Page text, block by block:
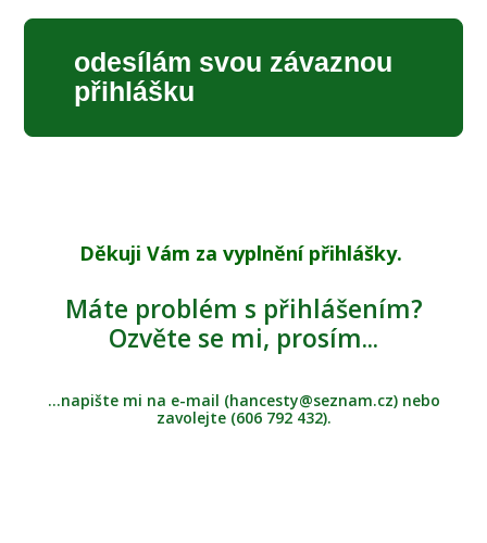
odesílám svou závaznou
přihlášku
Děkuji Vám za vyplnění přihlášky.
Máte problém s přihlášením?
Ozvěte se mi, prosím...
...napište mi na e-mail (hancesty@seznam.cz) nebo
zavolejte (606 792 432).